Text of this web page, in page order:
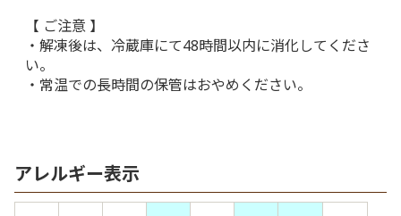
【 ご注意 】
・解凍後は、冷蔵庫にて48時間以内に消化してくださ
い。
・常温での長時間の保管はおやめください。
アレルギー表示